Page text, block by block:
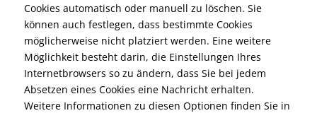
Cookies automatisch oder manuell zu löschen. Sie
können auch festlegen, dass bestimmte Cookies
möglicherweise nicht platziert werden. Eine weitere
Möglichkeit besteht darin, die Einstellungen Ihres
Internetbrowsers so zu ändern, dass Sie bei jedem
Absetzen eines Cookies eine Nachricht erhalten.
Weitere Informationen zu diesen Optionen finden Sie in